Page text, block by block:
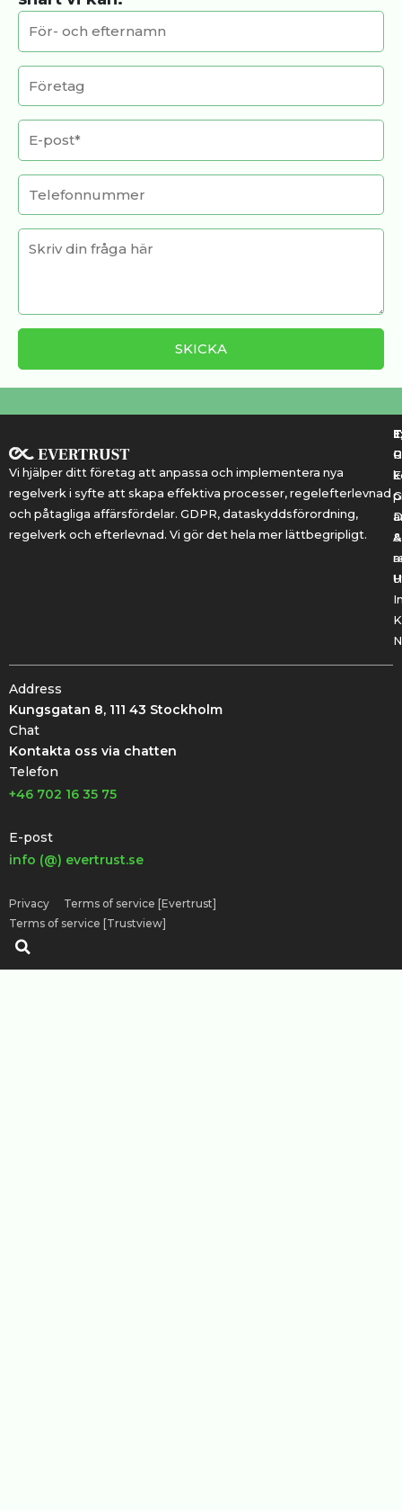
Vi hjälper ditt företag att anpassa och implementera nya
regelverk i syfte att skapa effektiva processer, regelefterlevnad
och påtagliga affärsfördelar. GDPR, dataskyddsförordning,
regelverk och efterlevnad. Vi gör det hela mer lättbegripligt.
&
Address
Kungsgatan 8, 111 43 Stockholm
Chat
Kontakta oss via chatten
Telefon
+46 702 16 35 75
E-post
info (@) evertrust.se
Privacy
Terms of service [Evertrust]
Terms of service [Trustview]
Search